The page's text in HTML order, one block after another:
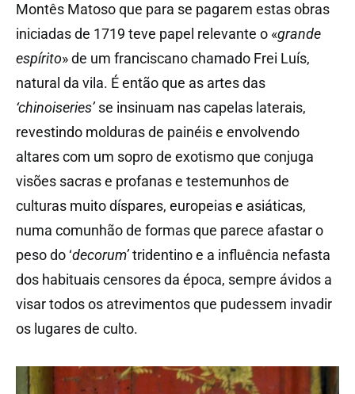
Montês Matoso que para se pagarem estas obras
iniciadas de 1719 teve papel relevante o «grande
espírito» de um franciscano chamado Frei Luís,
natural da vila. É então que as artes das
‘chinoiseries’se insinuam nas capelas laterais,
revestindo molduras de painéis e envolvendo
altares com um sopro de exotismo que conjuga
visões sacras e profanas e testemunhos de
culturas muito díspares, europeias e asiáticas,
numa comunhão de formas que parece afastar o
peso do ‘decorum’tridentino e a influência nefasta
dos habituais censores da época, sempre ávidos a
visar todos os atrevimentos que pudessem invadir
os lugares de culto.